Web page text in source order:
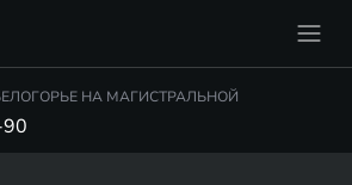
НА МАГИСТРАЛЬНОЙ